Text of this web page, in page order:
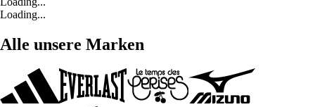
Loading...
Alle unsere Marken